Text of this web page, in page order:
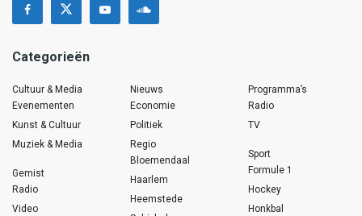
Categorieën
Cultuur & Media
Evenementen
Kunst & Cultuur
Muziek & Media
Gemist
Radio
Video
Nieuws
Economie
Politiek
Regio
Bloemendaal
Haarlem
Heemstede
Programma’s
Radio
TV
Sport
Formule 1
Hockey
Honkbal